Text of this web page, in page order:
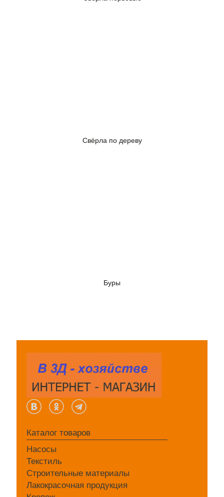
Свёрла по дереву
Буры
Каталог товаров
Насосы
Текстиль
Строительные материалы
Лакокрасочная продукция